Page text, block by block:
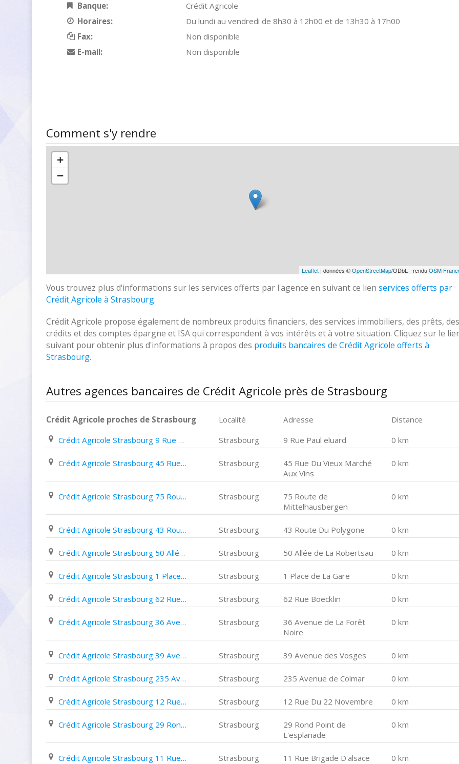
Banque:
Crédit Agricole
Horaires:
Du lundi au vendredi de 8h30 à 12h00 et de 13h30 à 17h00
Fax:
Non disponible
E-mail:
Non disponible
Comment s'y rendre
+
−
Leaflet| données ©OpenStreetMap/ODbL - renduOSM
Vous trouvez plus d'informations sur les services offerts par l'agence en suivant ce lien services offerts par
Crédit Agricole à Strasbourg.
Crédit Agricole propose également de nombreux produits financiers, des services immobiliers, des prêts, des
crédits et des comptes épargne et ISA qui correspondent à vos intérêts et à votre situation. Cliquez sur le
suivant pour obtenir plus d'informations à propos des produits bancaires de Crédit Agricole offerts à
Strasbourg.
Autres agences bancaires de Crédit Agricole près de Strasbourg
Crédit Agricole proches de Strasbourg Localité Adresse
Distance
Crédit Agricole Strasbourg 9 Rue Paul eluard
Strasbourg 9 Rue Paul eluard 0 km
Crédit Agricole Strasbourg 45 Rue Du Vieux Marché Aux Vins Strasbourg
45 Rue Du Vieux Marché
Aux Vins
0 km
Crédit Agricole Strasbourg 75 Route de Mittelhausbergen Strasbourg
75 Route de
Mittelhausbergen
0 km
Crédit Agricole Strasbourg 43 Route Du Polygone Strasbourg 43 Route Du Polygone 0 km
Crédit Agricole Strasbourg 50 Allée de La Robertsau Strasbourg 50 Allée de La Robertsau 0 km
Crédit Agricole Strasbourg 1 Place de La Gare Strasbourg 1 Place de La Gare 0 km
Crédit Agricole Strasbourg 62 Rue Boecklin Strasbourg 62 Rue Boecklin 0 km
Crédit Agricole Strasbourg 36 Avenue de La Forêt Noire Strasbourg
36 Avenue de La Forêt
Noire
0 km
Crédit Agricole Strasbourg 39 Avenue des Vosges Strasbourg 39 Avenue des Vosges 0 km
Crédit Agricole Strasbourg 235 Avenue de Colmar Strasbourg 235 Avenue de Colmar 0 km
Crédit Agricole Strasbourg 12 Rue Du 22 Novembre Strasbourg 12 Rue Du 22 Novembre 0 km
Crédit Agricole Strasbourg 29 Rond Point de L'esplanade Strasbourg
29 Rond Point de
L'esplanade
0 km
Crédit Agricole Strasbourg 11 Rue Brigade D'alsace Lorraine Strasbourg
11 Rue Brigade D'alsace
0 km